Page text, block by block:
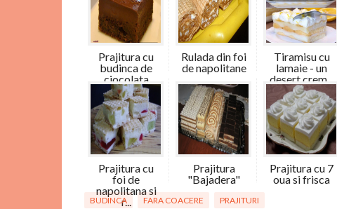
Prajitura cu
budinca de
ciocolata
Rulada din foi
de napolitane
Tiramisu cu
lamaie - un
desert crem...
Prajitura cu
foi de
napolitana si
r...
Prajitura
"Bajadera"
Prajitura cu 7
oua si frisca
BUDINCA FARA COACERE PRAJITURI